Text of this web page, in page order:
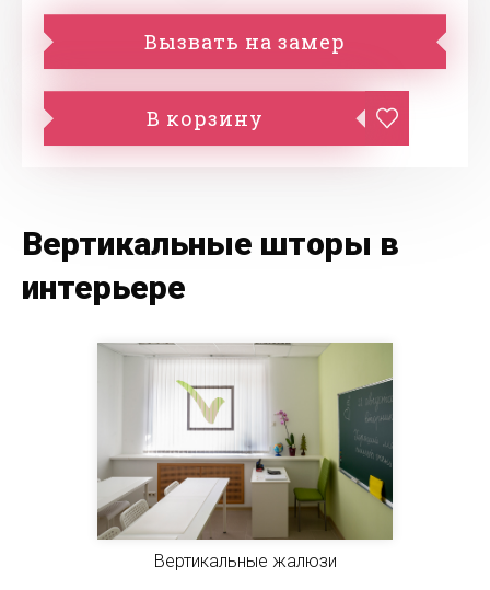
Вызвать на замер
В корзину
Вертикальные шторы в
интерьере
Вертикальные жалюзи